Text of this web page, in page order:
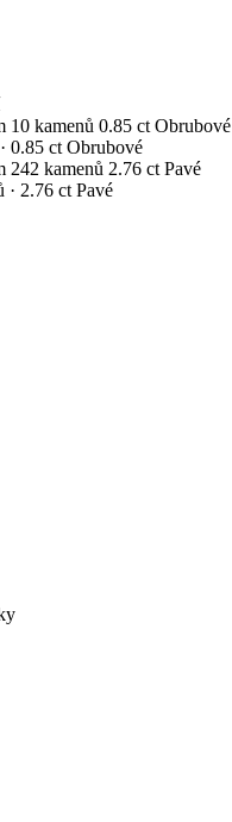
10 kamenů 0.85 ct Obrubové
· 0.85 ct Obrubové
242 kamenů 2.76 ct Pavé
· 2.76 ct Pavé